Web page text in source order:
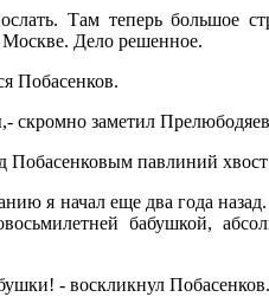
Там теперь большое
Дело решенное.
Побасенков.
заметил
Побасенковым павлиний
я начал еще два года
бабушкой,
- воскликнул Побасенков.